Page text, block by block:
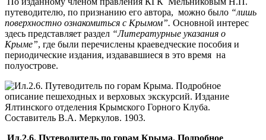
путеводителю, по признанию его автора, можно было “лишь
поверхностно ознакомиться с Крымом”. Основной интерес
здесь представляет раздел “Литературные указания о
Крыме”, где были перечислены краеведческие пособия и
периодические издания, издававшиеся в это время на
полуострове.
Ил.2.6. Путеводитель по горам Крыма. Подробное